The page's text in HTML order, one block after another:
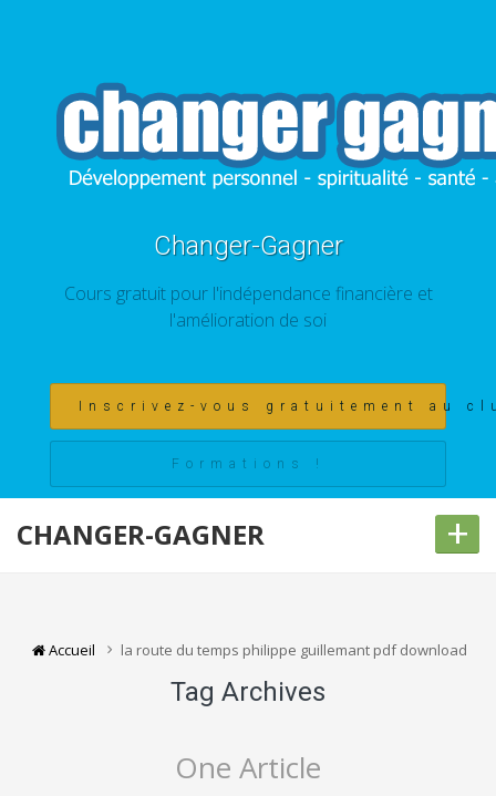
Changer-Gagner
Cours gratuit pour l'indépendance financière et
l'amélioration de soi
Inscrivez-vous gratuitement au
Formations !
CHANGER-GAGNER +
Accueil la route du temps philippe guillemant pdf download
Tag Archives
One Article